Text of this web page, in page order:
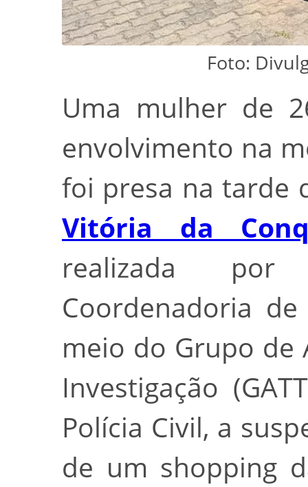
Foto:
Uma mulher de
envolvimento na
foi presa na tarde
Vitória da
realizada
Coordenadoria
meio do Grupo de
Investigação
Polícia Civil, a
de um shopping